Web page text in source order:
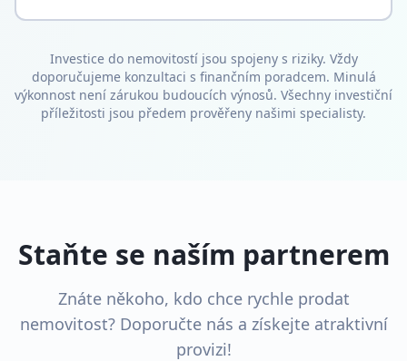
Investice do nemovitostí jsou spojeny s riziky. Vždy
doporučujeme konzultaci s finančním poradcem. Minulá
výkonnost není zárukou budoucích výnosů. Všechny investiční
příležitosti jsou předem prověřeny našimi specialisty.
Staňte se naším partnerem
Znáte někoho, kdo chce rychle prodat
nemovitost? Doporučte nás a získejte atraktivní
provizi!